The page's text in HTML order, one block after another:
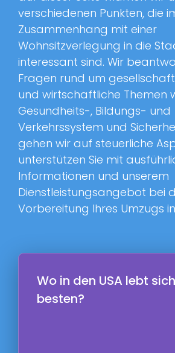
verschiedenen Punkten, die
Zusammenhang mit einer
Wohnsitzverlegung in die
interessant sind. Wir
Fragen rund um
und wirtschaftliche Themen
Gesundheits-, Bildungs- und
Verkehrssystem und
gehen wir auf steuerliche
unterstützen Sie mit
Informationen und unserem
Dienstleistungsangebot bei
Vorbereitung Ihres Umzugs in
Wo in den USA lebt
besten?